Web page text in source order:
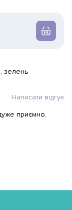
зелень
Написати відгук
приємно.